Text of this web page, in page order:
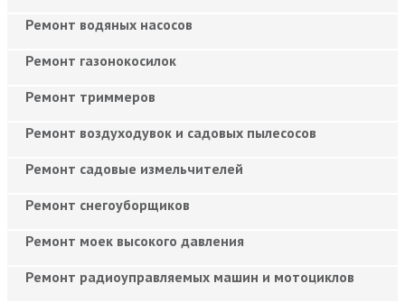
Ремонт водяных насосов
Ремонт газонокосилок
Ремонт триммеров
Ремонт воздуходувок и садовых пылесосов
Ремонт садовые измельчителей
Ремонт снегоуборщиков
Ремонт моек высокого давления
Ремонт радиоуправляемых машин и мотоциклов